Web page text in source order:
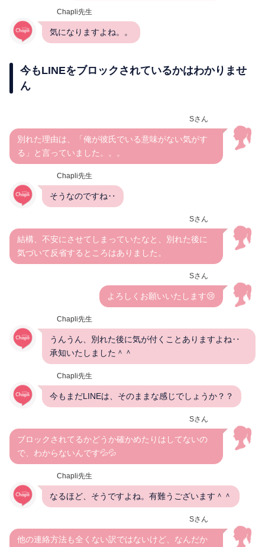
Chapli先生
気になりますよね。。
今もLINEをブロックされているかはわかりませ
ん
Sさん
別れた理由は、「俺が彼氏でいる意味がない気がす
る」と言っていました。。。
Chapli先生
そうなのですね‥
Sさん
結構、不安にさせてしまっていたなと、別れた後に
気づいて反省するところはありました。
Sさん
よろしくお願いいたします😢
Chapli先生
うんうん、別れた後に気が付くことありますよね‥
承知いたしました＾＾
Chapli先生
今もまだLINEは、そのままな感じでしょうか？？
Sさん
ブロックされてるかどうか確かめたりはしてないの
で、わからないんです💦💦
Chapli先生
なるほど、そうですよね。有難うございます＾＾
Sさん
他の連絡方法も全くない訳ではないけど、なんだか